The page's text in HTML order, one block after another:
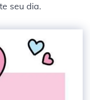
seu dia.